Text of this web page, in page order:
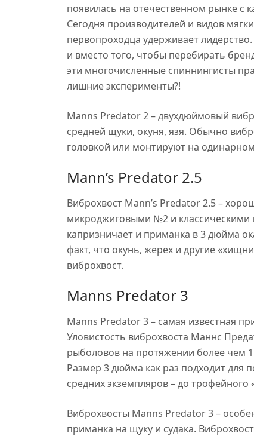
появилась на отечественном рынке
Сегодня производителей и видов
первопроходца удерживает
и вместо того, чтобы перебирать
эти многочисленные спиннингисты
лишние эксперименты?!
Manns Predator 2 – двухдюймовый
средней щуки, окуня, язя. Обычно
головкой или монтируют на
Mann’s Predator 2.5
Виброхвост Mann’s Predator 2.5 –
микроджиговыми №2 и
капризничает и приманка в 3 дюйма
факт, что окунь, жерех и другие
виброхвост.
Manns Predator 3
Manns Predator 3 – самая известная
Уловистость виброхвоста Маннс
рыболовов на протяжении более чем
Размер 3 дюйма как раз подходит для
средних экземпляров – до трофейного
Виброхвосты Manns Predator 3 –
приманка на щуку и судака.